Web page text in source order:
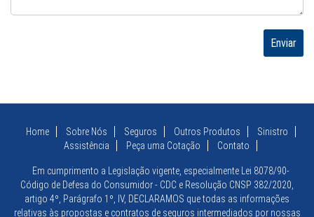
Home Sobre Nós Seguros Outros Produtos
Sinistro
Assistência
Peça uma Cotação Contato
Em cumprimento a Legislação vigente, especialmente Lei 8078/90-
Código de Defesa do Consumidor - CDC e Resolução CNSP 382/2020,
artigo 4º, Parágrafo 1º, IV, DECLARAMOS que todas as informações
relativas às propostas e contratos de seguros intermediados por nossas